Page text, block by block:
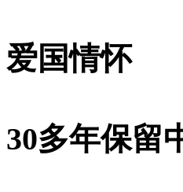
爱国情怀
30多年保留